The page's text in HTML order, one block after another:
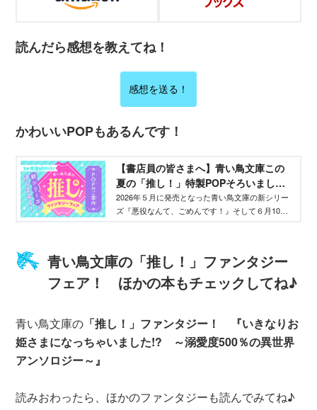
読んだら感想を教えてね！
感想を送る！
かわいいPOPもあるんです！
【書店員の皆さまへ】青い鳥文庫この
夏の「推し！」特製POPそろいまし
た！ - 青い鳥文庫
2026年５月に発売となった青い鳥文庫の新シリー
ズ『悪役なんて、ごめんです！』そして６月10日
て使える「推し」販売台の写真とともにご紹介し
ます。物語のストーリー紹介や、編集部からの推
しコメント、無料ためし読みのご案内も！
青い鳥文庫の「推し！」ファンタジー
フェア！ ほかの本もチェックしてね♪
青い鳥文庫の 「推し！」ファンタジー！ 『いきなりお
姫さまになっちゃいました!? ～溺愛度500％の異世界
アンソロジー～』
読みおわったら、ほかのファンタジーも読んでみてね♪